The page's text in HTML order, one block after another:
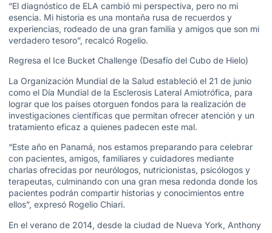
“El diagnóstico de ELA cambió mi perspectiva, pero no mi
esencia. Mi historia es una montaña rusa de recuerdos y
experiencias, rodeado de una gran familia y amigos que son mi
verdadero tesoro”, recalcó Rogelio.
Regresa el Ice Bucket Challenge (Desafío del Cubo de Hielo)
La Organización Mundial de la Salud estableció el 21 de junio
como el Día Mundial de la Esclerosis Lateral Amiotrófica, para
lograr que los países otorguen fondos para la realización de
investigaciones científicas que permitan ofrecer atención y un
tratamiento eficaz a quienes padecen este mal.
“Este año en Panamá, nos estamos preparando para celebrar
con pacientes, amigos, familiares y cuidadores mediante
charlas ofrecidas por neurólogos, nutricionistas, psicólogos y
terapeutas, culminando con una gran mesa redonda donde los
pacientes podrán compartir historias y conocimientos entre
ellos”, expresó Rogelio Chiari.
En el verano de 2014, desde la ciudad de Nueva York, Anthony